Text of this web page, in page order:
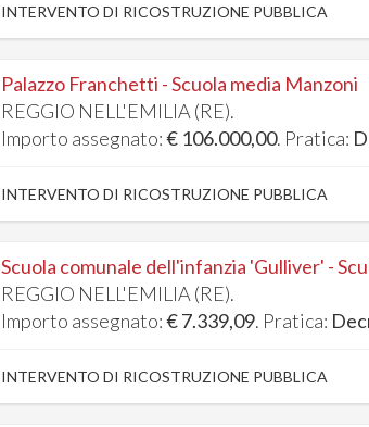
INTERVENTO DI RICOSTRUZIONE PUBBLICA
Palazzo Franchetti - Scuola media Manzoni
REGGIO NELL'EMILIA (RE).
Importo assegnato:€ 106.000,00. Pratica:
INTERVENTO DI RICOSTRUZIONE PUBBLICA
Scuola comunale dell'infanzia 'Gulliver' -
REGGIO NELL'EMILIA (RE).
Importo assegnato:€ 7.339,09. Pratica:
INTERVENTO DI RICOSTRUZIONE PUBBLICA